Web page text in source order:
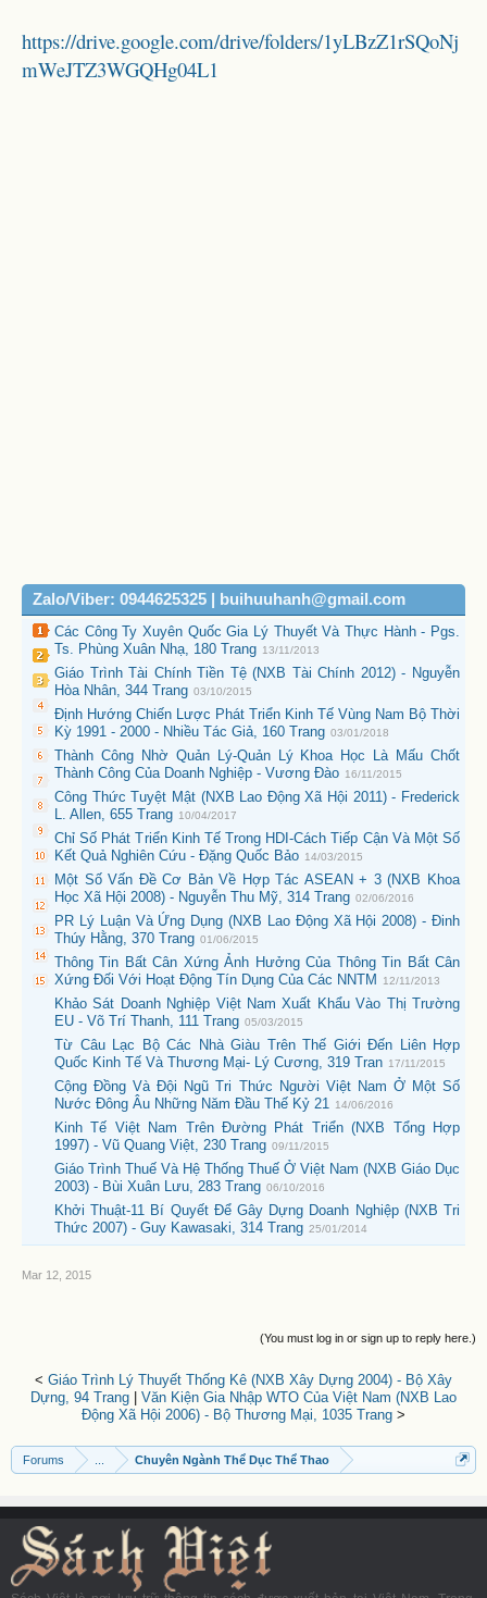
https://drive.google.com/drive/folders/1yLBzZ1rSQoNj
mWeJTZ3WGQHg04L1
Zalo/Viber: 0944625325 | buihuuhanh@gmail.com
Các Công Ty Xuyên Quốc Gia Lý Thuyết Và Thực Hành - Pgs.
Ts. Phùng Xuân Nhạ, 180 Trang 13/11/2013
Giáo Trình Tài Chính Tiền Tệ (NXB Tài Chính 2012) - Nguyễn
Hòa Nhân, 344 Trang 03/10/2015
Định Hướng Chiến Lược Phát Triển Kinh Tế Vùng Nam Bộ Thời
Kỳ 1991 - 2000 - Nhiều Tác Giả, 160 Trang 03/01/2018
Thành Công Nhờ Quản Lý-Quản Lý Khoa Học Là Mấu Chốt
Thành Công Của Doanh Nghiệp - Vương Đào 16/11/2015
Công Thức Tuyệt Mật (NXB Lao Động Xã Hội 2011) - Frederick
L. Allen, 655 Trang 10/04/2017
Chỉ Số Phát Triển Kinh Tế Trong HDI-Cách Tiếp Cận Và Một Số
Kết Quả Nghiên Cứu - Đặng Quốc Bảo 14/03/2015
Một Số Vấn Đề Cơ Bản Về Hợp Tác ASEAN + 3 (NXB Khoa
Học Xã Hội 2008) - Nguyễn Thu Mỹ, 314 Trang 02/06/2016
PR Lý Luận Và Ứng Dụng (NXB Lao Động Xã Hội 2008) - Đinh
Thúy Hằng, 370 Trang 01/06/2015
Thông Tin Bất Cân Xứng Ảnh Hưởng Của Thông Tin Bất Cân
Xứng Đối Với Hoạt Động Tín Dụng Của Các NNTM
12/11/2013
Khảo Sát Doanh Nghiệp Việt Nam Xuất Khẩu Vào Thị Trường
EU - Võ Trí Thanh, 111 Trang 05/03/2015
Từ Câu Lạc Bộ Các Nhà Giàu Trên Thế Giới Đến Liên Hợp
Quốc Kinh Tế Và Thương Mại- Lý Cương, 319 Tran 17/11/2015
Cộng Đồng Và Đội Ngũ Tri Thức Người Việt Nam Ở Một Số
Nước Đông Âu Những Năm Đầu Thế Kỷ 21 14/06/2016
Kinh Tế Việt Nam Trên Đường Phát Triển (NXB Tổng Hợp
1997) - Vũ Quang Việt, 230 Trang 09/11/2015
Giáo Trình Thuế Và Hệ Thống Thuế Ở Việt Nam (NXB Giáo Dục
2003) - Bùi Xuân Lưu, 283 Trang 06/10/2016
Khởi Thuật-11 Bí Quyết Để Gây Dựng Doanh Nghiệp (NXB Tri
Thức 2007) - Guy Kawasaki, 314 Trang 25/01/2014
Mar 12, 2015
(You must log in or sign up to reply here.)
< Giáo Trình Lý Thuyết Thống Kê (NXB Xây Dựng 2004) - Bộ Xây
Dựng, 94 Trang
Văn Kiện Gia Nhập WTO Của Việt Nam (NXB Lao
Động Xã Hội 2006) - Bộ Thương Mại, 1035 Trang >
Forums Chuyên Ngành Thể Dục Thể Thao